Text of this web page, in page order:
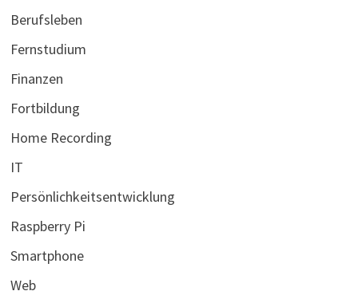
Berufsleben
Fernstudium
Finanzen
Fortbildung
Home Recording
IT
Persönlichkeitsentwicklung
Raspberry Pi
Smartphone
Web